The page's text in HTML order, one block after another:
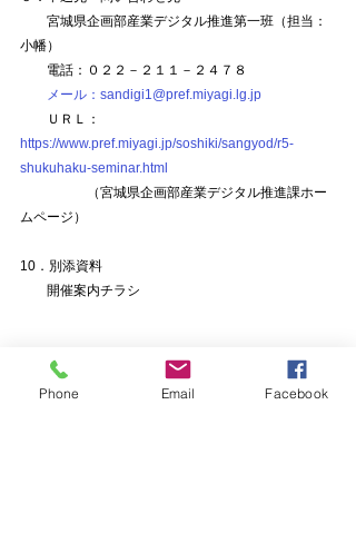
宮城県企画部産業デジタル推進第一班（担当：
小幡）
電話：０２２－２１１－２４７８
メール：sandigi1@pref.miyagi.lg.jp
ＵＲＬ：
https://www.pref.miyagi.jp/soshiki/sangyod/r5-
shukuhaku-seminar.html
（宮城県企画部産業デジタル推進課ホー
ムページ）
10．別添資料
開催案内チラシ
103_開催案内チラシ
Phone Email Facebook